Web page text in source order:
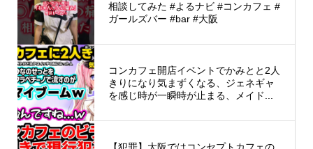
相談してみた #よるナビ #コンカフェ #
ガールズバー #bar #大阪
コンカフェ開店イベントでかみとと2人
きりになり気まずくなる、ジェネギャ
を感じ時が一瞬時が止まる、メイド...